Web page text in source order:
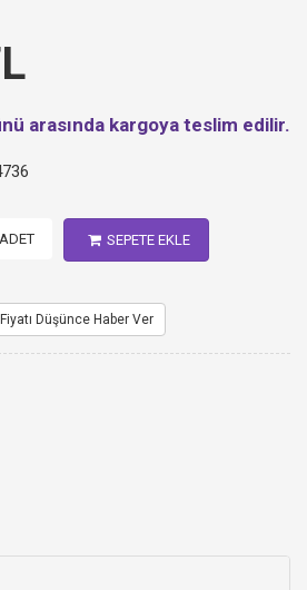
arasında kargoya teslim edilir.
ADET SEPETE EKLE
Fiyatı Düşünce Haber Ver